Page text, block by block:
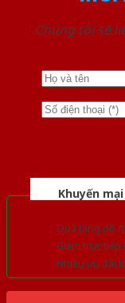
Chúng tôi sẽ
Khuyến mại
Quà tặng đồ
Giảm trực
Nhiều ưu đãi